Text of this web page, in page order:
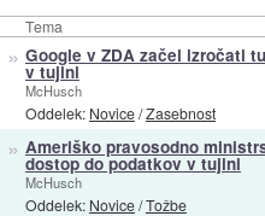
Tema
» Google v ZDA začel izročati
v tujini
McHusch
Oddelek: Novice/Zasebnost
» Ameriško pravosodno
dostop do podatkov v tujini
McHusch
Oddelek: Novice/Tožbe